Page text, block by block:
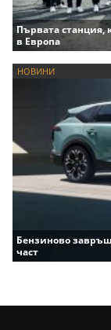
Първата станция,
в Европа
НОВИНИ
Бензиново
част